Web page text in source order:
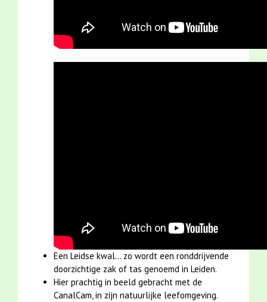
Een Leidse kwal... zo wordt een ronddrijvende
doorzichtige zak of tas genoemd in Leiden.
Hier prachtig in beeld gebracht met de
CanalCam, in zijn natuurlijke leefomgeving.